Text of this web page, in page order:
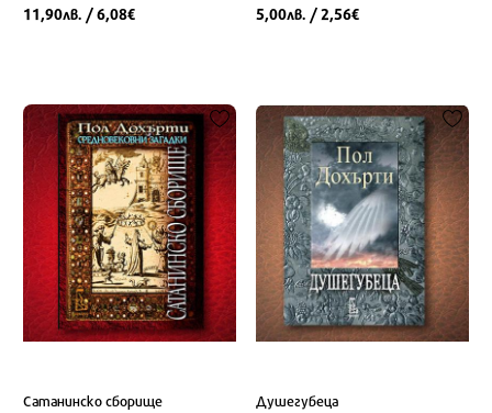
11,90лв. / 6,08€ 5,00лв. / 2,56€
Сатанинско сборище Душегубеца